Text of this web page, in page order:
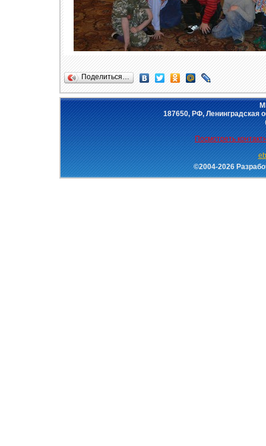
Поделиться…
187650, РФ, Ленинградская
Посмотреть
©2004-2026